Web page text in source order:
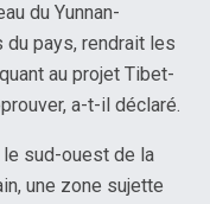
du Yunnan-
du pays, rendrait les
au projet Tibet-
a-t-il déclaré.
le sud-ouest de la
une zone sujette